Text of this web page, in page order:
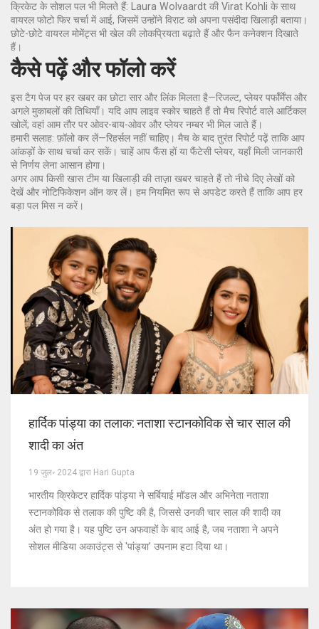
क्रिकेट के सोशल पल भी मिलते हैं: Laura Wolvaardt की Virat Kohli के साथ
वायरल फोटो फिर चर्चा में आई, जिसमें उन्होंने विराट को अपना पसंदीदा खिलाड़ी बताया।
छोटे-छोटे वायरल मोमेंट्स भी खेल की लोकप्रियता बढ़ाते हैं और फैन कनेक्शन दिखाते
हैं।
कैसे पढ़ें और फॉलो करें
इस टैग पेज पर हर खबर का छोटा सार और लिंक मिलता है—रिजल्ट, प्लेयर पर्फॉर्मेंस और
अगले मुकाबलों की तिथियाँ। यदि आप लाइव स्कोर चाहते हैं तो मैच रिपोर्ट वाले आर्टिकल
खोलें; वहां आम तौर पर ओवर-बाय-ओवर और प्लेयर नम्बर भी मिल जाते हैं।
हमारी सलाह: फ़ॉलो कर लें—रिहर्सल नहीं चाहिए। मैच के बाद तुरंत रिपोर्ट पढ़ें ताकि आप
आंकड़ों के साथ चर्चा कर सकें। चाहें आप फैंस हों या फैंटेसी प्लेयर, यहाँ मिली जानकारी
से निर्णय लेना आसान होगा।
अगर आप किसी खास टीम या खिलाड़ी की ताज़ा खबर चाहते हैं तो नीचे दिए लेखों को
देखें और नोटिफिकेशन ऑन कर लें। हम नियमित रूप से अपडेट करते हैं ताकि आप हर
बड़ा पल मिस न करें।
हार्दिक पांड्या का तलाक: नताशा स्टानकोविक से चार साल की
शादी का अंत
19 जुल॰ 2024 द्वारा Hari Gupta
भारतीय क्रिकेटर हार्दिक पांड्या ने सर्बियाई मॉडल और अभिनेता नताशा
स्टानकोविक से तलाक की पुष्टि की है, जिससे उनकी चार साल की शादी का
अंत हो गया है। यह पुष्टि उन अफवाहों के बाद आई है, जब नताशा ने अपने
सोशल मीडिया अकाउंट्स से 'पांड्या' उपनाम हटा दिया था।